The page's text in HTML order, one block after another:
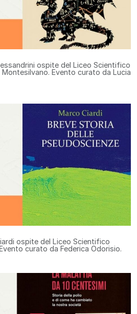
ospite del Liceo Scientifico
Evento curato da Lucia
ospite del Liceo Scientifico
curato da Federica Odorisio.